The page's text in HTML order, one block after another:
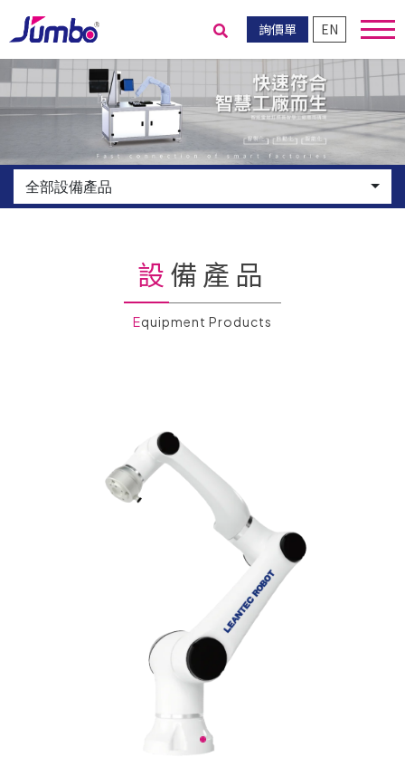
詢價單 EN
送出搜尋
全部設備產品
設備產品
Equipment Products